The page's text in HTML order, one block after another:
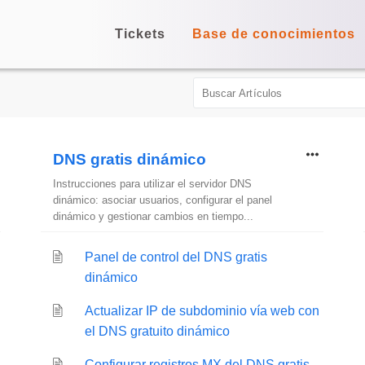
Tickets Base de conocimientos
DNS gratis dinámico
Instrucciones para utilizar el servidor DNS
dinámico: asociar usuarios, configurar el panel
dinámico y gestionar cambios en tiempo...
Panel de control del DNS gratis
dinámico
Actualizar IP de subdominio vía web con
el DNS gratuito dinámico